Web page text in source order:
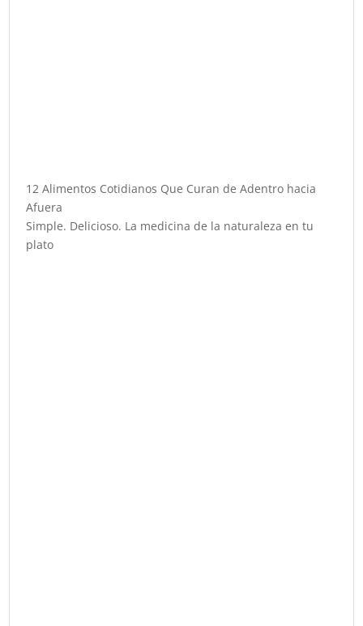
12 Alimentos Cotidianos Que Curan de Adentro hacia
Afuera
Simple. Delicioso. La medicina de la naturaleza en tu
plato